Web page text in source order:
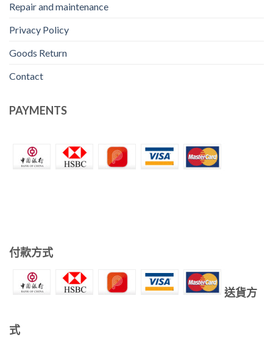
Repair and maintenance
Privacy Policy
Goods Return
Contact
PAYMENTS
付款方式
送貨方
式